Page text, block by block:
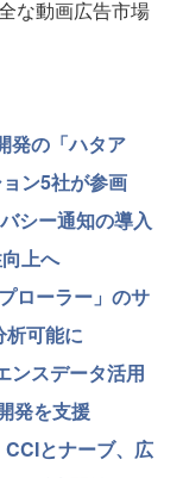
な動画広告市場
発の「ハタア
ン5社が参画
シー通知の導入
上へ
ローラー」のサ
析可能に
ンスデータ活用
発を支援
とナーブ、広